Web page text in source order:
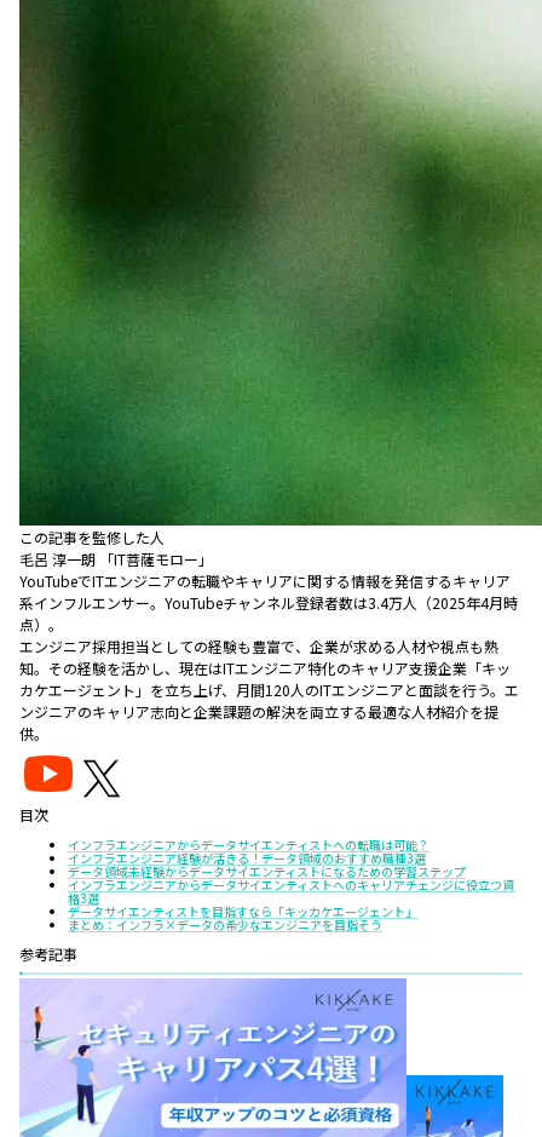
この記事を監修した人
毛呂 淳一朗 「IT菩薩モロー」
YouTubeでITエンジニアの転職やキャリアに関する情報を発信するキャリア
系インフルエンサー。YouTubeチャンネル登録者数は3.4万人（2025年4月時
点）。
エンジニア採用担当としての経験も豊富で、企業が求める人材や視点も熟
知。その経験を活かし、現在はITエンジニア特化のキャリア支援企業「キッ
カケエージェント」を立ち上げ、月間120人のITエンジニアと面談を行う。エ
ンジニアのキャリア志向と企業課題の解決を両立する最適な人材紹介を提
供。
目次
インフラエンジニアからデータサイエンティストへの転職は可能？
インフラエンジニア経験が活きる！データ領域のおすすめ職種3選
データ領域未経験からデータサイエンティストになるための学習ステップ
インフラエンジニアからデータサイエンティストへのキャリアチェンジに役立つ資
格3選
データサイエンティストを目指すなら「キッカケエージェント」
まとめ：インフラ×データの希少なエンジニアを目指そう
参考記事